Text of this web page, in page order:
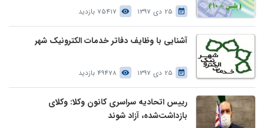
25 دی 1397 75417 بازدید
آشنایی با وظایف دفاتر خدمات الکترونیک شهر
25 دی 1397 49478 بازدید
رییس اتحادیه سراسری کانون وکلا: وکلای
بازداشت‌شده، آزاد شوند